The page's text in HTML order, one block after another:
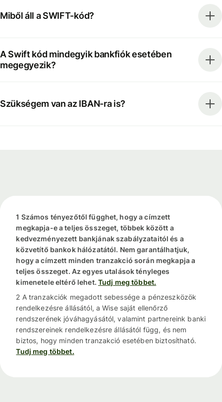
Miből áll a SWIFT-kód?
A Swift kód mindegyik bankfiók esetében
megegyezik?
Szükségem van az IBAN-ra is?
1 Számos tényezőtől függhet, hogy a címzett
megkapja-e a teljes összeget, többek között a
kedvezményezett bankjának szabályzataitól és a
közvetítő bankok hálózatától. Nem garantálhatjuk,
hogy a címzett minden tranzakció során megkapja a
teljes összeget. Az egyes utalások tényleges
kimenetele eltérő lehet. Tudj meg többet.
2 A tranzakciók megadott sebessége a pénzeszközök
rendelkezésre állásától, a Wise saját ellenőrző
rendszerének jóváhagyásától, valamint partnereink banki
rendszereinek rendelkezésre állásától függ, és nem
biztos, hogy minden tranzakció esetében biztosítható.
Tudj meg többet.